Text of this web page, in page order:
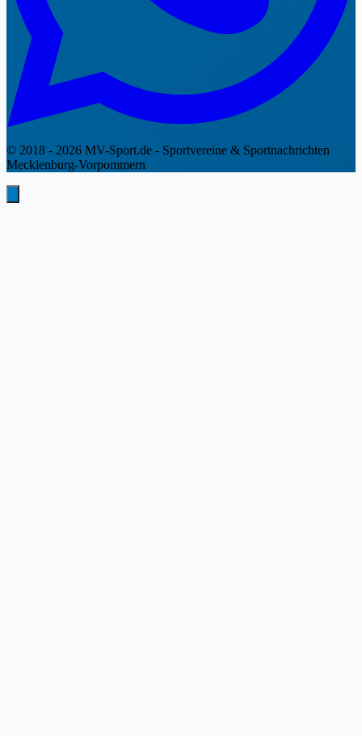
© 2018 - 2026 MV-Sport.de - Sportvereine & Sportnachrichten
Mecklenburg-Vorpommern